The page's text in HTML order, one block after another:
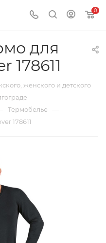
0
для
178611
женского и детского
Термобелье —
178611